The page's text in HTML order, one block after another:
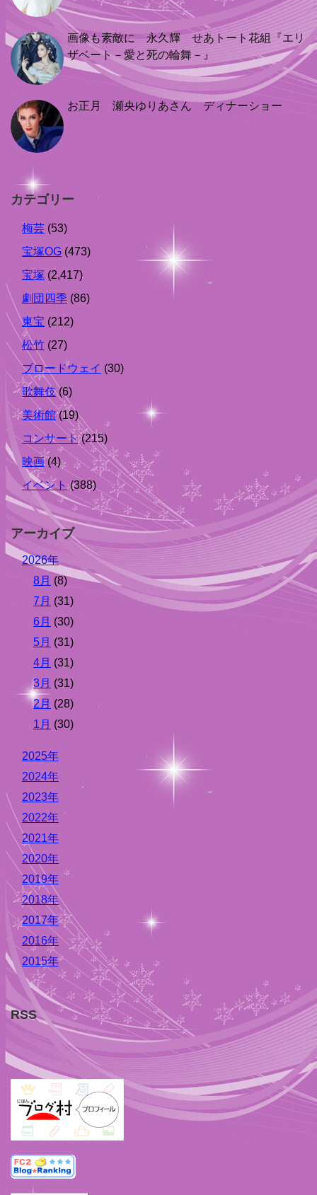
画像も素敵に 永久輝 せあトート花組『エリ
ザベート－愛と死の輪舞－』
お正月 瀬央ゆりあさん ディナーショー
カテゴリー
梅芸 (53)
宝塚OG (473)
宝塚 (2,417)
劇団四季 (86)
東宝 (212)
松竹 (27)
ブロードウェイ (30)
歌舞伎(6)
美術館(19)
コンサート(215)
映画(4)
イベント (388)
アーカイブ
2026年
8月 (8)
7月 (31)
6月 (30)
5月 (31)
4月 (31)
3月 (31)
2月 (28)
1月 (30)
2025年
2024年
2023年
2022年
2021年
2020年
2019年
2018年
2017年
2016年
2015年
RSS